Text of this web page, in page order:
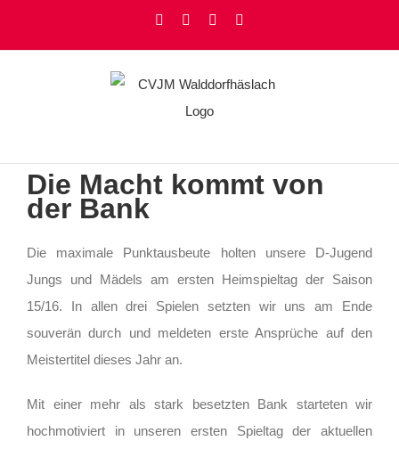
FacebookInstagramYouTube
Die Macht kommt von
der Bank
Die maximale Punktausbeute holten unsere D-Jugend
Jungs und Mädels am ersten Heimspieltag der Saison
15/16. In allen drei Spielen setzten wir uns am Ende
souverän durch und meldeten erste Ansprüche auf den
Meistertitel dieses Jahr an.
Mit einer mehr als stark besetzten Bank starteten wir
hochmotiviert in unseren ersten Spieltag der aktuellen